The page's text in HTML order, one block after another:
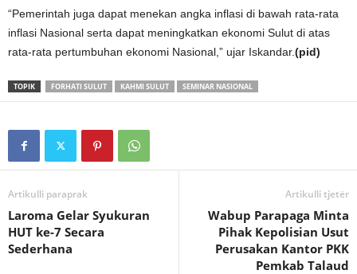
“Pemerintah juga dapat menekan angka inflasi di bawah rata-rata
inflasi Nasional serta dapat meningkatkan ekonomi Sulut di atas
rata-rata pertumbuhan ekonomi Nasional,” ujar Iskandar.(pid)
TOPIK FORHATI SULUT KAHMI SULUT SEMINAR NASIONAL
Artikulli paraprak
Laroma Gelar Syukuran
HUT ke-7 Secara
Sederhana
Artikulli tjetër
Wabup Parapaga Minta
Pihak Kepolisian Usut
Perusakan Kantor PKK
Pemkab Talaud